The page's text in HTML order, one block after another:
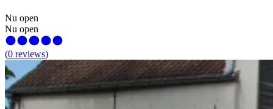
Nu open
Nu open
(0 reviews)